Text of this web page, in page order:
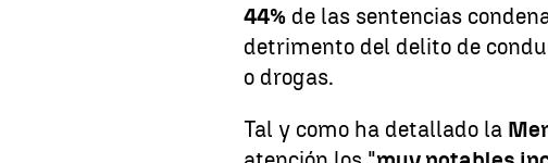
44% de las sentencias
detrimento del delito de
o drogas.
Tal y como ha detallado la